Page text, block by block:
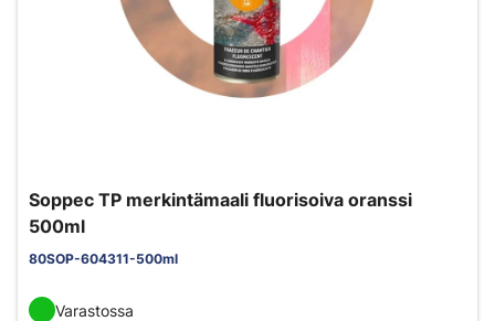
Soppec TP merkintämaali fluorisoiva oranssi
500ml
80SOP-604311-500ml
Varastossa